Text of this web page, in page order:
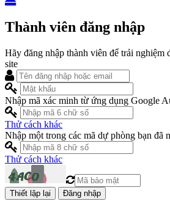
Thành viên đăng nhập
Hãy đăng nhập thành viên để trải nghiệm
site
Nhập mã xác minh từ ứng dụng Google
Thử cách khác
Nhập một trong các mã dự phòng bạn đã
Thử cách khác
Đăng nhập